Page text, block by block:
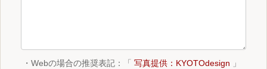
・Webの場合の推奨表記：「 写真提供：KYOTOdesign 」